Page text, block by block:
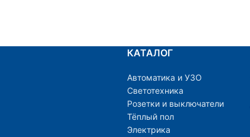
КАТАЛОГ
Автоматика и УЗО
Светотехника
Розетки и выключатели
Тёплый пол
Электрика